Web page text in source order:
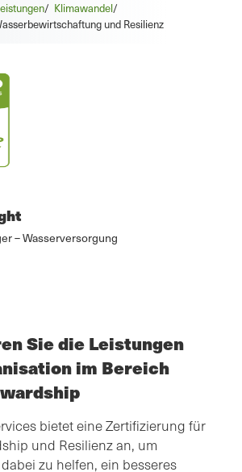
/ Klimawandel/
und Resilienz
– Wasserversorgung
Sie die Leistungen
im Bereich
bietet eine Zertifizierung für
und Resilienz an, um
zu helfen, ein besseres